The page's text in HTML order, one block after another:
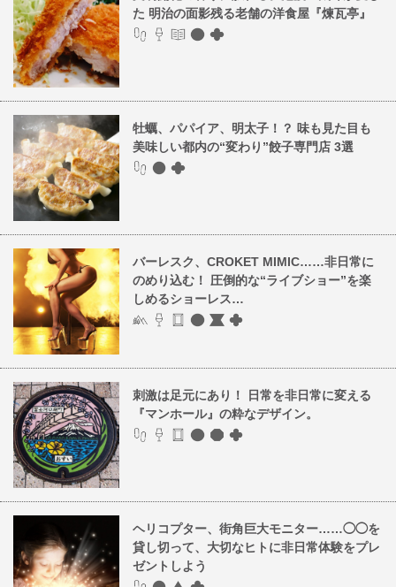
た 明治の面影残る老舗の洋食屋『煉瓦亭』
牡蠣、パパイア、明太子！？ 味も見た目も
美味しい都内の“変わり”餃子専門店 3選
バーレスク、CROKET MIMIC……非日常に
のめり込む！ 圧倒的な“ライブショー”を楽
しめるショーレス…
刺激は足元にあり！ 日常を非日常に変える
『マンホール』の粋なデザイン。
ヘリコプター、街角巨大モニター……◯◯を
貸し切って、大切なヒトに非日常体験をプレ
ゼントしよう